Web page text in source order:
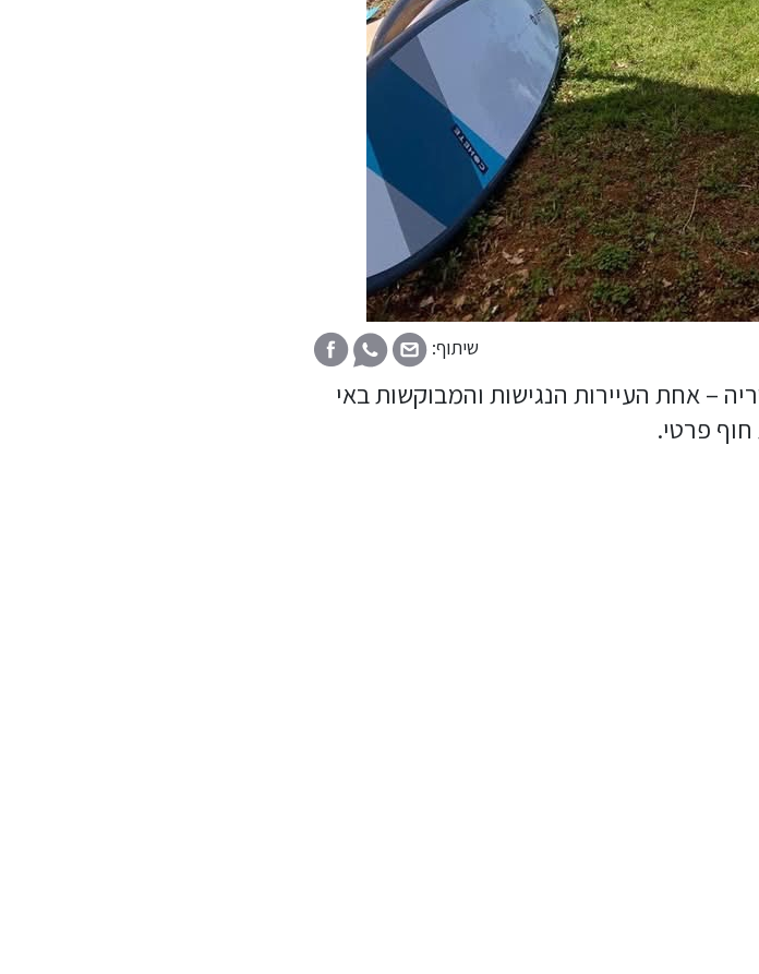
שיתוף:
– אחת העיירות הנגישות והמבוקשות באי
פרטי.